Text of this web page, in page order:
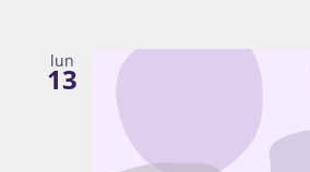
lun
13